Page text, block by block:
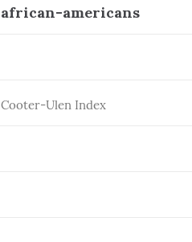
african-americans
Cooter-Ulen Index